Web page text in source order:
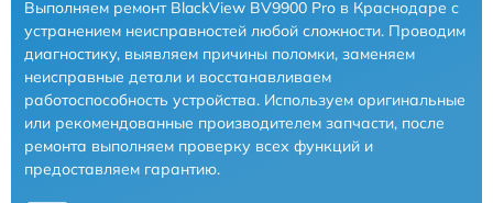
Выполняем ремонт BlackView BV9900 Pro в Краснодаре с
устранением неисправностей любой сложности. Проводим
диагностику, выявляем причины поломки, заменяем
неисправные детали и восстанавливаем
работоспособность устройства. Используем оригинальные
или рекомендованные производителем запчасти, после
ремонта выполняем проверку всех функций и
предоставляем гарантию.